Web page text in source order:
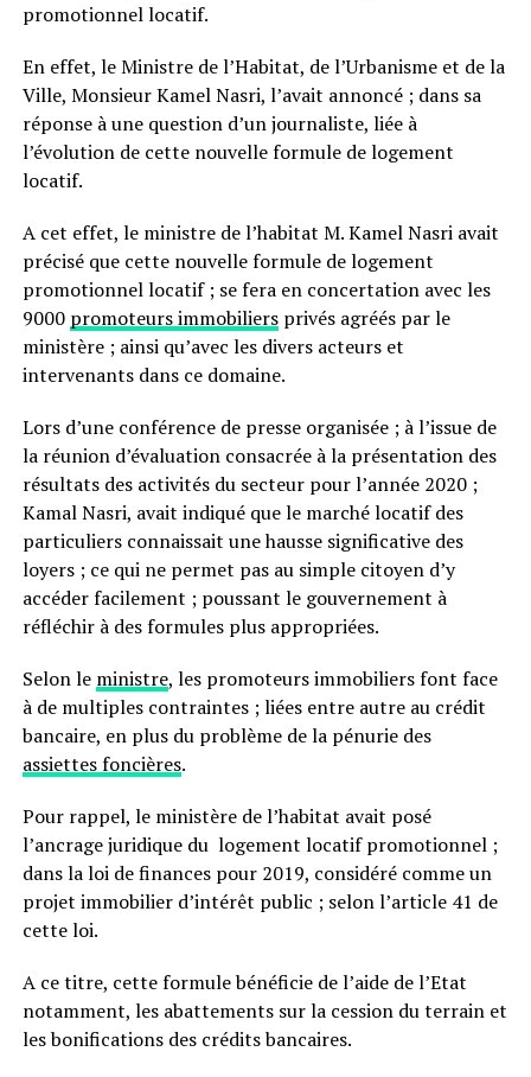
promotionnel locatif.
En effet, le Ministre de l’Habitat, de l’Urbanisme et de la
Ville, Monsieur Kamel Nasri, l’avait annoncé ; dans sa
réponse à une question d’un journaliste, liée à
l’évolution de cette nouvelle formule de logement
locatif.
A cet effet, le ministre de l’habitat M. Kamel Nasri avait
précisé que cette nouvelle formule de logement
promotionnel locatif ; se fera en concertation avec les
9000 promoteurs immobiliersprivés agréés par le
ministère ; ainsi qu’avec les divers acteurs et
intervenants dans ce domaine.
Lors d’une conférence de presse organisée ; à l’issue de
la réunion d’évaluation consacrée à la présentation des
résultats des activités du secteur pour l’année 2020 ;
Kamal Nasri, avait indiqué que le marché locatif des
particuliers connaissait une hausse significative des
loyers ; ce qui ne permet pas au simple citoyen d’y
accéder facilement ; poussant le gouvernement à
réfléchir à des formules plus appropriées.
Selon le ministre, les promoteurs immobiliers font face
à de multiples contraintes ; liées entre autre au crédit
bancaire, en plus du problème de la pénurie des
assiettes foncières.
Pour rappel, le ministère de l’habitat avait posé
l’ancrage juridique du logement locatif promotionnel ;
dans la loi de finances pour 2019, considéré comme un
projet immobilier d’intérêt public ; selon l’article 41 de
cette loi.
A ce titre, cette formule bénéficie de l’aide de l’Etat
notamment, les abattements sur la cession du terrain et
les bonifications des crédits bancaires.